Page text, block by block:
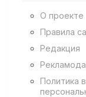
О проекте
Правила
Редакция
Политика